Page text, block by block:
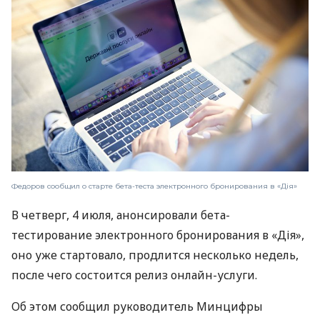
Федоров сообщил о старте бета-теста электронного бронирования в «Дія»
В четверг, 4 июля, анонсировали бета-
тестирование электронного бронирования в «Дія»,
оно уже стартовало, продлится несколько недель,
после чего состоится релиз онлайн-услуги.
Об этом сообщил руководитель Минцифры